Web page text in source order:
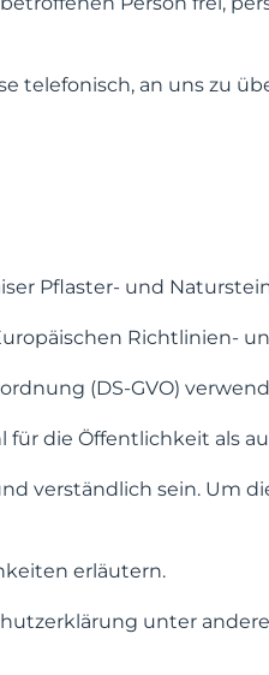
telefonisch, an uns zu
Pflaster- und
Richtlinien-
(DS-GVO)
für die Öffentlichkeit als
verständlich sein. Um
erläutern.
unter